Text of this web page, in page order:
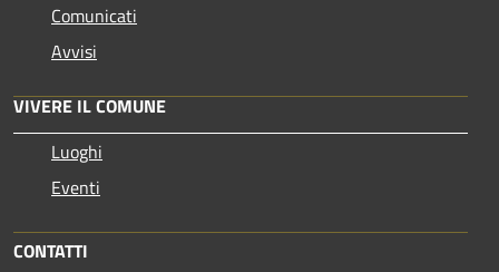
Comunicati
Avvisi
VIVERE IL COMUNE
Luoghi
Eventi
CONTATTI